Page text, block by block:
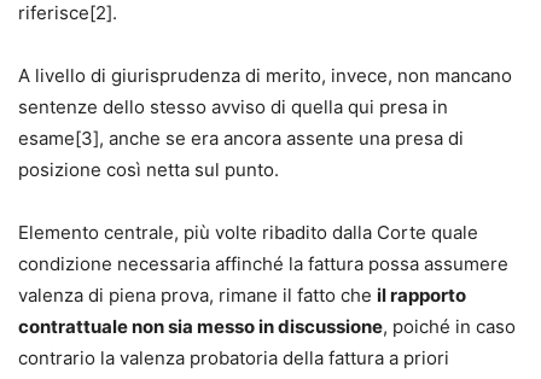
riferisce[2].
A livello di giurisprudenza di merito, invece, non mancano
sentenze dello stesso avviso di quella qui presa in
esame[3], anche se era ancora assente una presa di
posizione così netta sul punto.
Elemento centrale, più volte ribadito dalla Corte quale
condizione necessaria affinché la fattura possa assumere
valenza di piena prova, rimane il fatto che il rapporto
contrattuale non sia messo in discussione, poiché in caso
contrario la valenza probatoria della fattura a priori